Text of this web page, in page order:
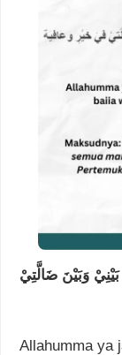
وَبَيْنَ ضَالَّتِيْ
Allahumma ya